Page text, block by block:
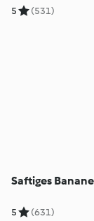
5 (531)
Saftiges
5 (631)